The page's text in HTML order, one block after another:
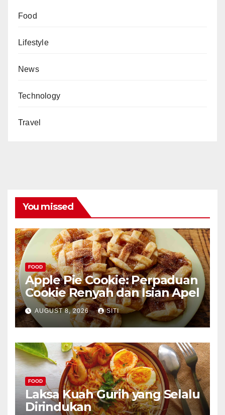
Food
Lifestyle
News
Technology
Travel
You missed
FOOD
Apple Pie Cookie: Perpaduan
Cookie Renyah dan Isian Apel
AUGUST 8, 2026 SITI
FOOD
Laksa Kuah Gurih yang Selalu
Dirindukan